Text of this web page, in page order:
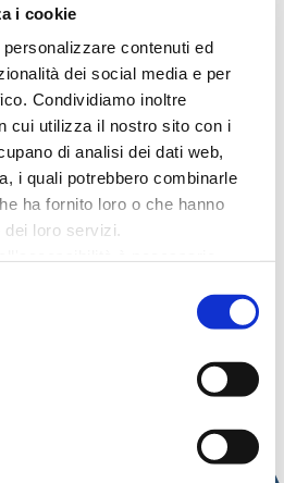
i cookie
contenuti ed
dei social media e per
Condividiamo inoltre
cui utilizza il nostro sito con i
di analisi dei dati web,
i quali potrebbero combinarle
ha fornito loro o che hanno
loro servizi.
è possibile consultare
Cookie Policy.
suTicketone
Regina, piazza